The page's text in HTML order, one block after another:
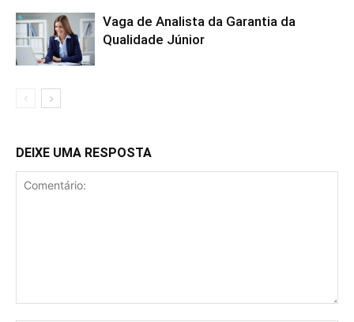
Vaga de Analista da Garantia da
Qualidade Júnior
DEIXE UMA RESPOSTA